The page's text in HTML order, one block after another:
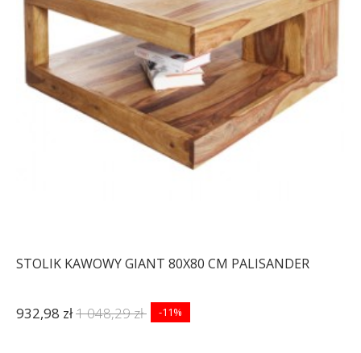
STOLIK KAWOWY GIANT 80X80 CM PALISANDER
932,98 zł1 048,29 zł -11%